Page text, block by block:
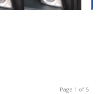
Page 1 of 5